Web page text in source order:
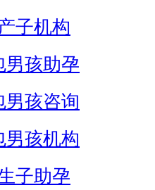
子机构
男孩助孕
男孩咨询
男孩机构
子助孕